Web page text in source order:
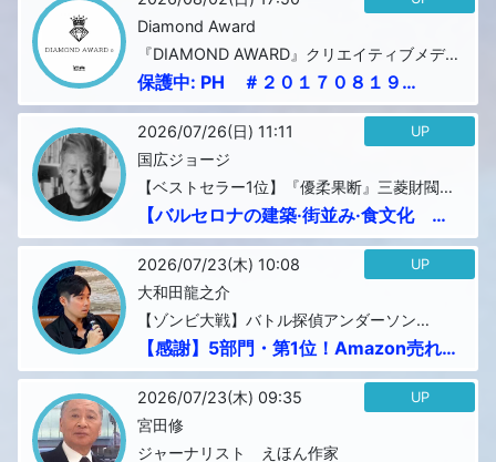
Diamond Award
『DIAMOND AWARD』クリエイティブメデ
ィア出版
保護中: PH ＃２０１７０８１９
BNKM...
UP
2026/07/26(日) 11:11
国広ジョージ
【ベストセラー1位】『優柔果断』三菱財閥創
設者の「岩崎彌太郎」本家の血を引く玄孫
「建築家」
【バルセロナの建築·街並み·食文化 そ
の１】...
UP
2026/07/23(木) 10:08
大和田龍之介
【ゾンビ大戦】バトル探偵アンダーソン
（著）大和田龍之介
【感謝】5部門・第1位！Amazon売れ
筋ランキング『ゾンビ大戦』バトル探偵
アン...
UP
2026/07/23(木) 09:35
宮田修
ジャーナリスト えほん作家